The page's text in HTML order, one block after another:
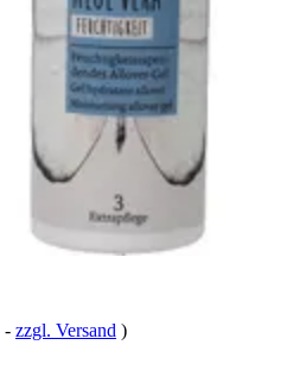
- zzgl. Versand )